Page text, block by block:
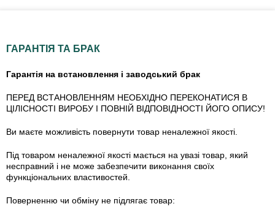
ГАРАНТІЯ ТА БРАК
Гарантія на встановлення і заводський брак
ПЕРЕД ВСТАНОВЛЕННЯМ НЕОБХІДНО ПЕРЕКОНАТИСЯ В
ЦІЛІСНОСТІ ВИРОБУ І ПОВНІЙ ВІДПОВІДНОСТІ ЙОГО ОПИСУ!
Ви маєте можливість повернути товар неналежної якості.
Під товаром неналежної якості мається на увазі товар, який
несправний і не може забезпечити виконання своїх
функціональних властивостей.
Поверненню чи обміну не підлягає товар: